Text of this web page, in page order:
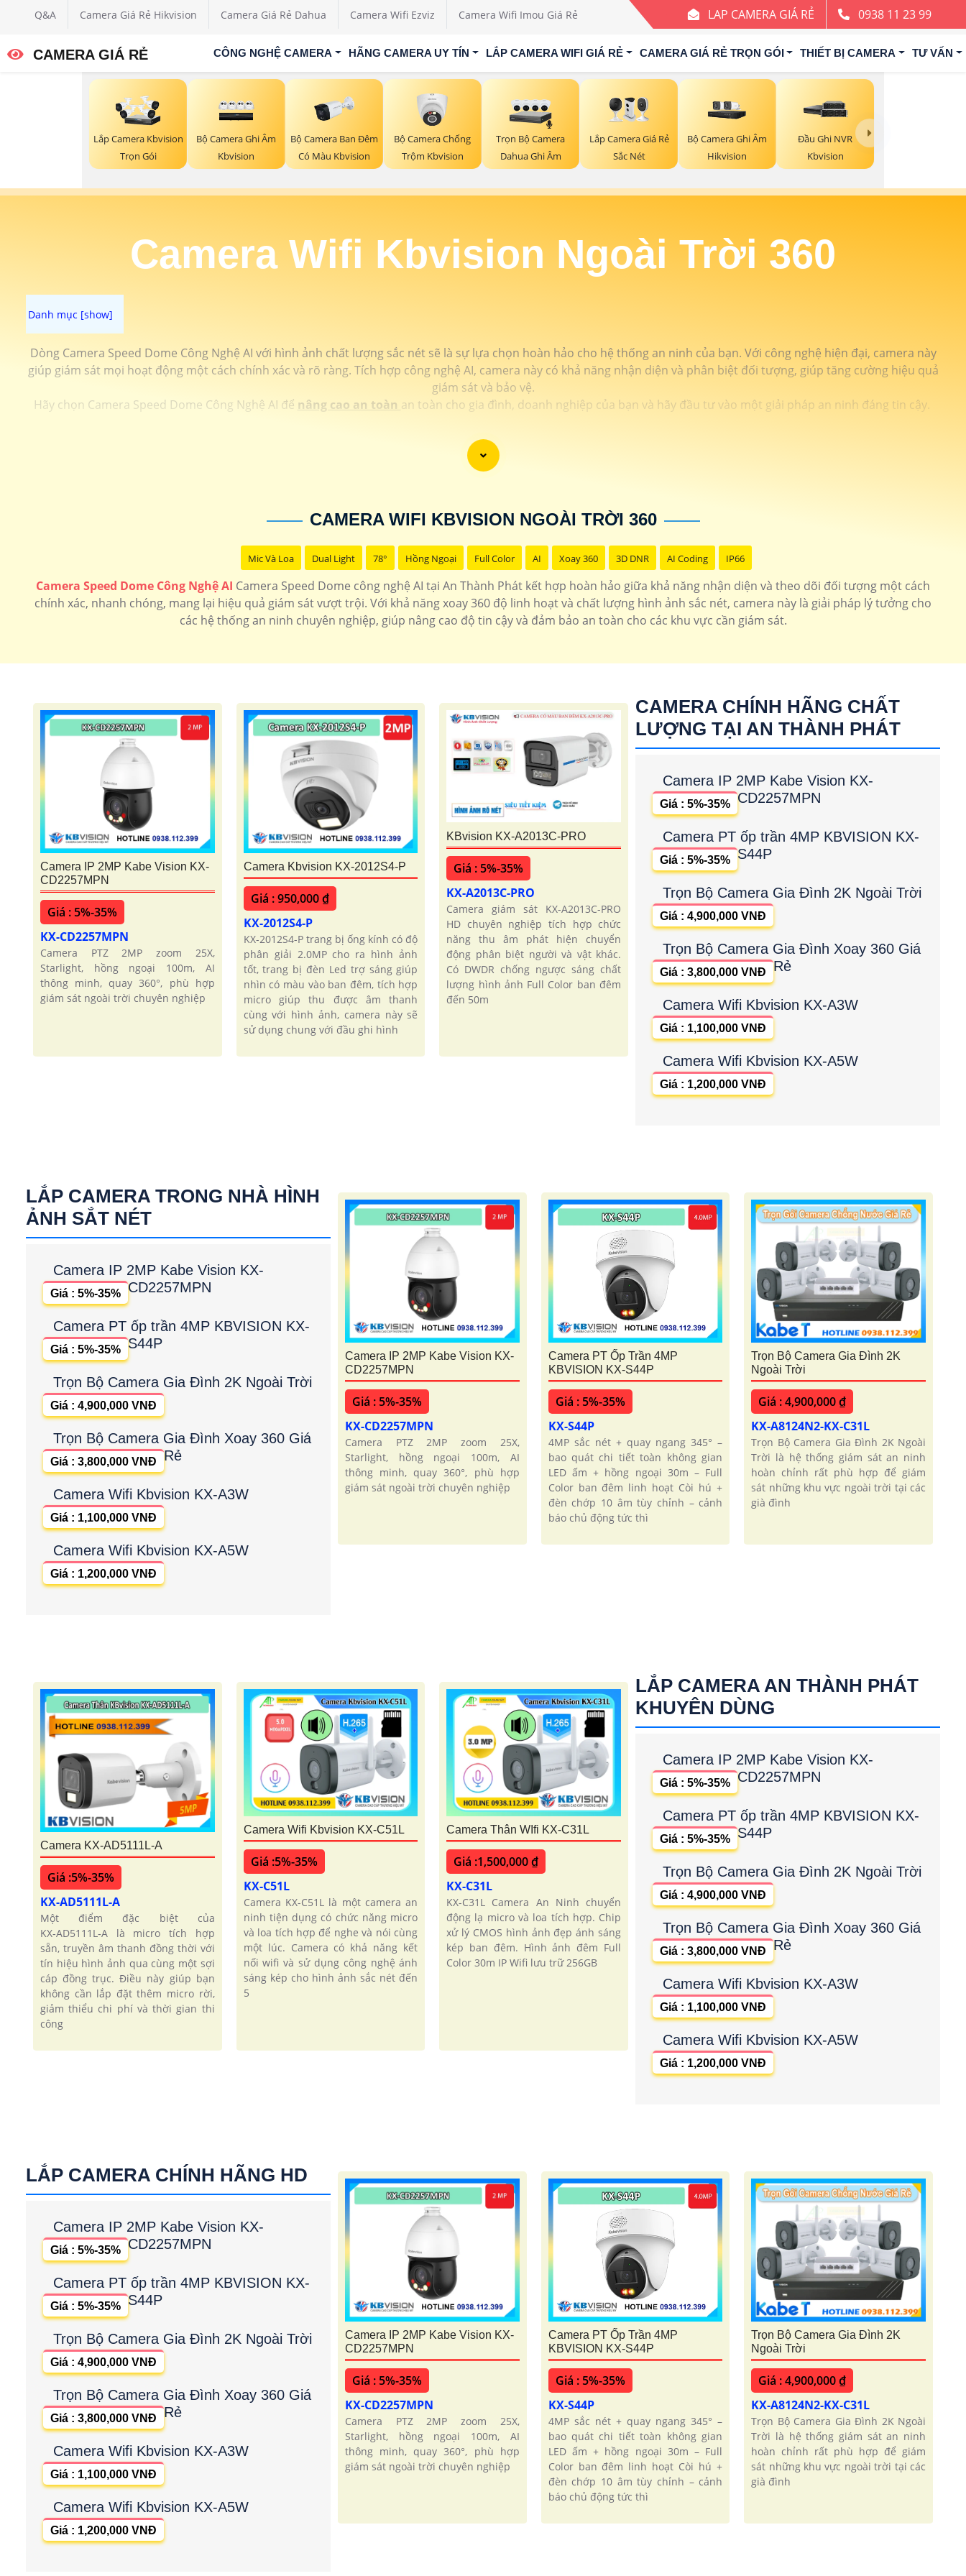
Q&A Camera Giá Rẻ Hikvision Camera Giá Rẻ Dahua Camera Wifi Ezviz Camera Wifi Imou Giá Rẻ LAP CAMERA GIÁ RẺ 0938 11 23 99
CAMERA GIÁ RẺ CÔNG NGHỆ CAMERA HÃNG CAMERA UY TÍN LẮP CAMERA WIFI GIÁ RẺ CAMERA GIÁ RẺ TRỌN GÓI THIẾT BỊ CAMERA TƯ VẤN
Lắp Camera Kbvision
Trọn Gói
Bộ Camera Ghi Âm
Kbvision
Bộ Camera Ban Đêm
Có Màu Kbvision
Bộ Camera Chống
Trộm Kbvision
Trọn Bộ Camera
Dahua Ghi Âm
Lắp Camera Giá Rẻ
Sắc Nét
Bộ Camera Ghi Âm
Hikvision
Đầu Ghi NVR
Kbvision
Camera Wifi Kbvision Ngoài Trời 360
Dòng Camera Speed Dome Công Nghệ AI với hình ảnh chất lượng sắc nét sẽ là sự lựa chọn hoàn hảo cho hệ thống an ninh của bạn. Với công nghệ hiện đại, camera này
giúp giám sát mọi hoạt động một cách chính xác và rõ ràng. Tích hợp công nghệ AI, camera này có khả năng nhận diện và phân biệt đối tượng, giúp tăng cường hiệu quả
giám sát và bảo vệ.
Hãy chọn Camera Speed Dome Công Nghệ AI để nâng cao an toàn an toàn cho gia đình, doanh nghiệp của bạn và hãy đầu tư vào một giải pháp an ninh đáng tin cậy.
'
CAMERA WIFI KBVISION NGOÀI TRỜI 360
Mic Và Loa Dual Light 78° Hồng Ngoại Full Color AI Xoay 360 3D DNR AI Coding IP66
Camera Speed Dome Công Nghệ AI Camera Speed Dome công nghệ AI tại An Thành Phát kết hợp hoàn hảo giữa khả năng nhận diện và theo dõi đối tượng một cách
chính xác, nhanh chóng, mang lại hiệu quả giám sát vượt trội. Với khả năng xoay 360 độ linh hoạt và chất lượng hình ảnh sắc nét, camera này là giải pháp lý tưởng cho
các hệ thống an ninh chuyên nghiệp, giúp nâng cao độ tin cậy và đảm bảo an toàn cho các khu vực cần giám sát.
Camera IP 2MP Kabe Vision KX-
CD2257MPN
Giá : 5%-35%
KX-CD2257MPN
Camera PTZ 2MP zoom 25X,
Starlight, hồng ngoại 100m, AI
thông minh, quay 360°, phù hợp
giám sát ngoài trời chuyên nghiệp
Camera Kbvision KX-2012S4-P
Giá : 950,000 ₫
KX-2012S4-P
KX-2012S4-P trang bị ống kính có độ
phân giải 2.0MP cho ra hình ảnh
tốt, trang bị đèn Led trợ sáng giúp
nhìn có màu vào ban đêm, tích hợp
micro giúp thu được âm thanh
cùng với hình ảnh, camera này sẽ
sử dụng chung với đầu ghi hình
KBvision KX-A2013C-PRO
Giá : 5%-35%
KX-A2013C-PRO
Camera giám sát KX-A2013C-PRO
HD chuyên nghiệp tích hợp chức
năng thu âm phát hiện chuyển
động phân biệt người và vật khác.
Có DWDR chống ngược sáng chất
lượng hình ảnh Full Color ban đêm
đến 50m
CAMERA CHÍNH HÃNG CHẤT
LƯỢNG TẠI AN THÀNH PHÁT
Camera IP 2MP Kabe Vision KX-
CD2257MPN
Giá : 5%-35%
Camera PT ốp trần 4MP KBVISION KX-
S44P
Giá : 5%-35%
Trọn Bộ Camera Gia Đình 2K Ngoài Trời
Giá : 4,900,000 VNĐ
Trọn Bộ Camera Gia Đình Xoay 360 Giá
Rẻ
Giá : 3,800,000 VNĐ
Camera Wifi Kbvision KX-A3W
Giá : 1,100,000 VNĐ
Camera Wifi Kbvision KX-A5W
Giá : 1,200,000 VNĐ
LẮP CAMERA TRONG NHÀ HÌNH
ẢNH SẮT NÉT
Camera IP 2MP Kabe Vision KX-
CD2257MPN
Giá : 5%-35%
Camera PT ốp trần 4MP KBVISION KX-
S44P
Giá : 5%-35%
Trọn Bộ Camera Gia Đình 2K Ngoài Trời
Giá : 4,900,000 VNĐ
Trọn Bộ Camera Gia Đình Xoay 360 Giá
Rẻ
Giá : 3,800,000 VNĐ
Camera Wifi Kbvision KX-A3W
Giá : 1,100,000 VNĐ
Camera Wifi Kbvision KX-A5W
Giá : 1,200,000 VNĐ
Camera IP 2MP Kabe Vision KX-
CD2257MPN
Giá : 5%-35%
KX-CD2257MPN
Camera PTZ 2MP zoom 25X,
Starlight, hồng ngoại 100m, AI
thông minh, quay 360°, phù hợp
giám sát ngoài trời chuyên nghiệp
Camera PT Ốp Trần 4MP
KBVISION KX-S44P
Giá : 5%-35%
KX-S44P
4MP sắc nét + quay ngang 345° –
bao quát chi tiết toàn không gian
LED ấm + hồng ngoại 30m – Full
Color ban đêm linh hoạt Còi hú +
đèn chớp 10 âm tùy chỉnh – cảnh
báo chủ động tức thì
Trọn Bộ Camera Gia Đình 2K
Ngoài Trời
Giá : 4,900,000 ₫
KX-A8124N2-KX-C31L
Trọn Bộ Camera Gia Đình 2K Ngoài
Trời là hệ thống giám sát an ninh
hoàn chỉnh rất phù hợp để giám
sát những khu vực ngoài trời tại các
già đình
Camera KX-AD5111L-A
Giá :5%-35%
KX-AD5111L-A
Một điểm đặc biệt của
KX‑AD5111L‑A là micro tích hợp
sẵn, truyền âm thanh đồng thời với
tín hiệu hình ảnh qua cùng một sợi
cáp đồng trục. Điều này giúp bạn
không cần lắp đặt thêm micro rời,
giảm thiểu chi phí và thời gian thi
công
Camera Wifi Kbvision KX-C51L
Giá :5%-35%
KX-C51L
Camera KX-C51L là một camera an
ninh tiện dụng có chức năng micro
và loa tích hợp để nghe và nói cùng
một lúc. Camera có khả năng kết
nối wifi và sử dụng công nghệ ánh
sáng kép cho hình ảnh sắc nét đến
5
Camera Thân WIfi KX-C31L
Giá :1,500,000 ₫
KX-C31L
KX-C31L Camera An Ninh chuyển
động lạ micro và loa tích hợp. Chip
xử lý CMOS hình ảnh đẹp ánh sáng
kép ban đêm. Hình ảnh đêm Full
Color 30m IP Wifi lưu trữ 256GB
LẮP CAMERA AN THÀNH PHÁT
KHUYÊN DÙNG
Camera IP 2MP Kabe Vision KX-
CD2257MPN
Giá : 5%-35%
Camera PT ốp trần 4MP KBVISION KX-
S44P
Giá : 5%-35%
Trọn Bộ Camera Gia Đình 2K Ngoài Trời
Giá : 4,900,000 VNĐ
Trọn Bộ Camera Gia Đình Xoay 360 Giá
Rẻ
Giá : 3,800,000 VNĐ
Camera Wifi Kbvision KX-A3W
Giá : 1,100,000 VNĐ
Camera Wifi Kbvision KX-A5W
Giá : 1,200,000 VNĐ
LẮP CAMERA CHÍNH HÃNG HD
Camera IP 2MP Kabe Vision KX-
CD2257MPN
Giá : 5%-35%
Camera PT ốp trần 4MP KBVISION KX-
S44P
Giá : 5%-35%
Trọn Bộ Camera Gia Đình 2K Ngoài Trời
Giá : 4,900,000 VNĐ
Trọn Bộ Camera Gia Đình Xoay 360 Giá
Rẻ
Giá : 3,800,000 VNĐ
Camera Wifi Kbvision KX-A3W
Giá : 1,100,000 VNĐ
Camera Wifi Kbvision KX-A5W
Giá : 1,200,000 VNĐ
Camera IP 2MP Kabe Vision KX-
CD2257MPN
Giá : 5%-35%
KX-CD2257MPN
Camera PTZ 2MP zoom 25X,
Starlight, hồng ngoại 100m, AI
thông minh, quay 360°, phù hợp
giám sát ngoài trời chuyên nghiệp
Camera PT Ốp Trần 4MP
KBVISION KX-S44P
Giá : 5%-35%
KX-S44P
4MP sắc nét + quay ngang 345° –
bao quát chi tiết toàn không gian
LED ấm + hồng ngoại 30m – Full
Color ban đêm linh hoạt Còi hú +
đèn chớp 10 âm tùy chỉnh – cảnh
báo chủ động tức thì
Trọn Bộ Camera Gia Đình 2K
Ngoài Trời
Giá : 4,900,000 ₫
KX-A8124N2-KX-C31L
Trọn Bộ Camera Gia Đình 2K Ngoài
Trời là hệ thống giám sát an ninh
hoàn chỉnh rất phù hợp để giám
sát những khu vực ngoài trời tại các
già đình